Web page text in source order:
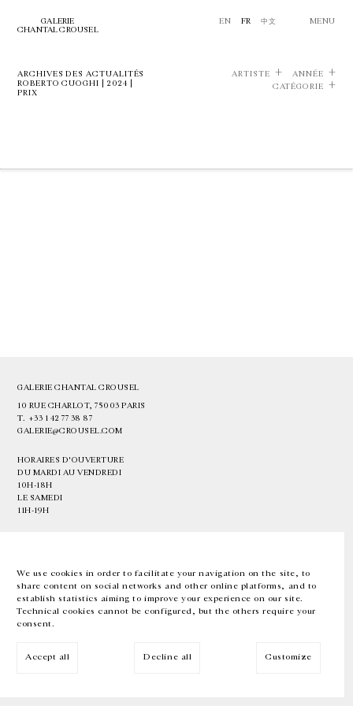
We use cookies in order to facilitate your navigation on the site, to
share content on social networks and other online platforms, and to
establish statistics aiming to improve your experience on our site.
Technical cookies cannot be configured, but the others require your
consent.
Accept all Decline all Customize
GALERIE
CHANTAL CROUSEL
EN FR 中文 MENU
ARCHIVES DES ACTUALITÉS
ROBERTO CUOGHI | 2024 |
PRIX
ARTISTE
ANNÉE
CATÉGORIE
GALERIE CHANTAL CROUSEL
10 RUE CHARLOT, 75003 PARIS
T. +33 1 42 77 38 87
GALERIE@CROUSEL.COM
HORAIRES D'OUVERTURE
DU MARDI AU VENDREDI
10H-18H
LE SAMEDI
11H-19H
EN FR 中文 Facebook Instagram
Inscrivez-vous à notre newsletter